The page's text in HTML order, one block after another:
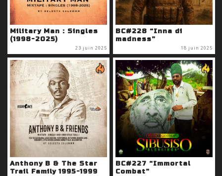
Military Man : Singles
(1998-2025)
23 juin 2025
BC#228 “Inna di
madness”
18 juin 2025
Anthony B & The Star
Trail Family 1995-1999
BC#227 “Immortal
Combat”